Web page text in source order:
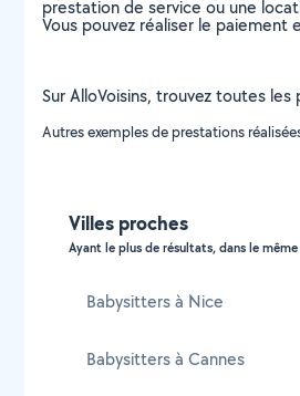
prestation de service ou une
Vous pouvez réaliser le paiement
Sur AlloVoisins, trouvez toutes
Autres exemples de prestations
Villes proches
Ayant le plus de résultats, dans le
Babysitters à Nice
Babysitters à Cannes